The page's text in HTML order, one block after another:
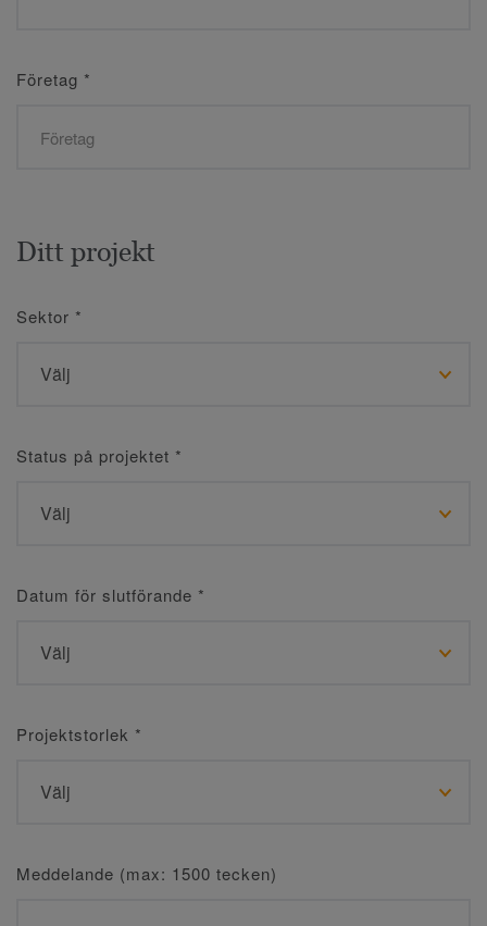
Företag *
Ditt projekt
Sektor *
Status på projektet *
Datum för slutförande *
Projektstorlek *
Meddelande (max: 1500 tecken)